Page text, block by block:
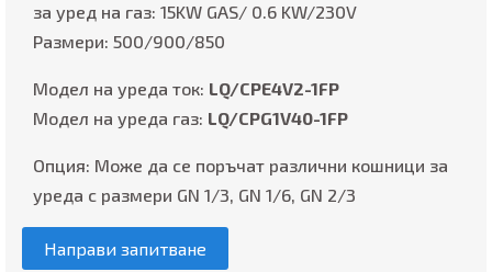
за уред на газ: 15KW GAS/ 0.6 KW/230V
Размери: 500/900/850
Модел на уреда ток: LQ/CPE4V2-1FP
Модел на уреда газ: LQ/CPG1V40-1FP
Опция: Може да се поръчат различни кошници за
уреда с размери GN 1/3, GN 1/6, GN 2/3
Направи запитване